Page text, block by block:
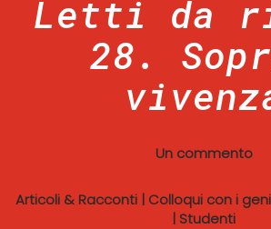
Letti da
28.
Un commento
Articoli & Racconti | Colloqui con i
| Studenti